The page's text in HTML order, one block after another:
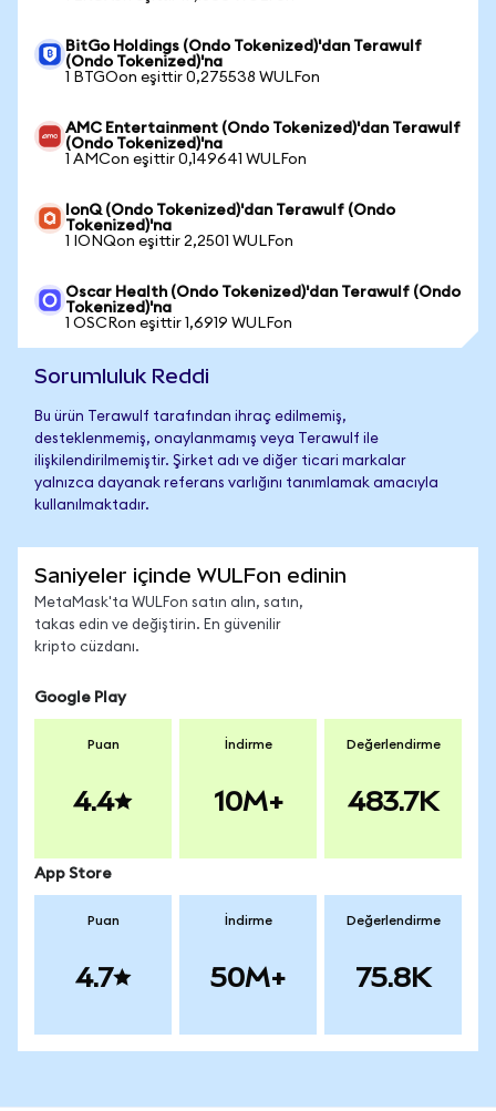
BitGo Holdings (Ondo Tokenized)'dan Terawulf
(Ondo Tokenized)'na
1 BTGOon eşittir 0,275538 WULFon
AMC Entertainment (Ondo Tokenized)'dan Terawulf
(Ondo Tokenized)'na
1 AMCon eşittir 0,149641 WULFon
IonQ (Ondo Tokenized)'dan Terawulf (Ondo
Tokenized)'na
1 IONQon eşittir 2,2501 WULFon
Oscar Health (Ondo Tokenized)'dan Terawulf (Ondo
Tokenized)'na
1 OSCRon eşittir 1,6919 WULFon
Sorumluluk Reddi
Bu ürün Terawulf tarafından ihraç edilmemiş,
desteklenmemiş, onaylanmamış veya Terawulf ile
ilişkilendirilmemiştir. Şirket adı ve diğer ticari markalar
yalnızca dayanak referans varlığını tanımlamak amacıyla
kullanılmaktadır.
Saniyeler içinde WULFon edinin
MetaMask'ta WULFon satın alın, satın,
takas edin ve değiştirin. En güvenilir
kripto cüzdanı.
Google Play
Puan
4.4
İndirme
10M+
Değerlendirme
483.7K
App Store
Puan
4.7
İndirme
50M+
Değerlendirme
75.8K